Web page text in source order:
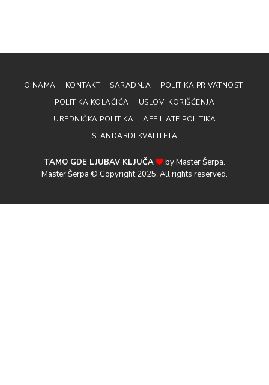
O NAMA KONTAKT SARADNJA
POLITIKA PRIVATNOSTI
POLITIKA KOLAČIĆA
USLOVI KORIŠĆENJA
UREDNIČKA POLITIKA
AFFILIATE POLITIKA
STANDARDI KVALITETA
TAMO GDE LJUBAV KLJUČA
by Master Šerpa.
Master Šerpa © Copyright 2025. All rights reserved.